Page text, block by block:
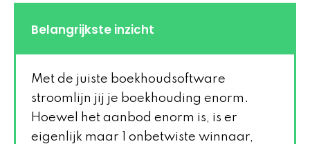
Belangrijkste inzicht
Met de juiste boekhoudsoftware
stroomlijn jij je boekhouding enorm.
Hoewel het aanbod enorm is, is er
eigenlijk maar 1 onbetwiste winnaar,